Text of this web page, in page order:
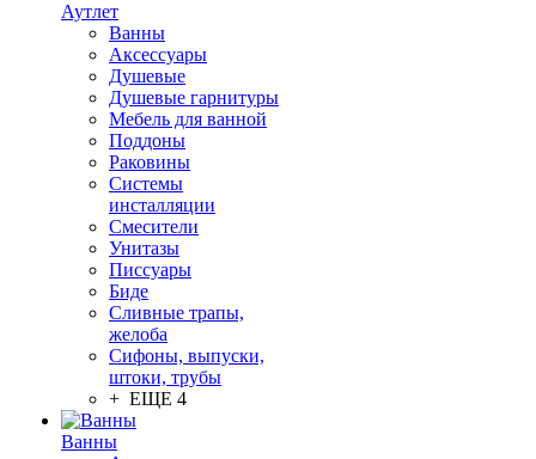
Аутлет
Ванны
Аксессуары
Душевые
Душевые гарнитуры
Мебель для ванной
Поддоны
Раковины
Системы
инсталляции
Смесители
Унитазы
Писсуары
Биде
Сливные трапы,
желоба
Сифоны, выпуски,
штоки, трубы
+ ЕЩЕ 4
Ванны